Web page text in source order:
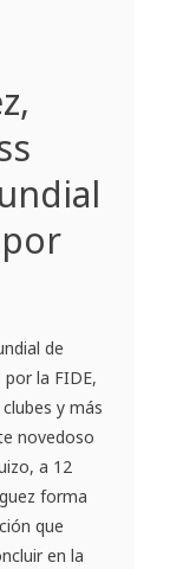
de
la FIDE,
y más
novedoso
a 12
forma
que
en la